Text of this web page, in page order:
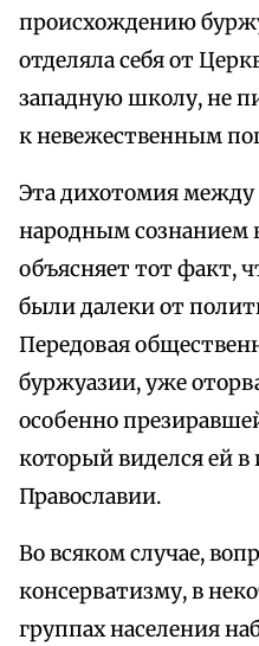
происхождению
отделяла себя от
западную школу, не
к невежественным
Эта дихотомия между
народным сознанием
объясняет тот факт,
были далеки от
Передовая
буржуазии, уже
особенно
который виделся ей в
Православии.
Во всяком случае,
консерватизму, в
группах населения